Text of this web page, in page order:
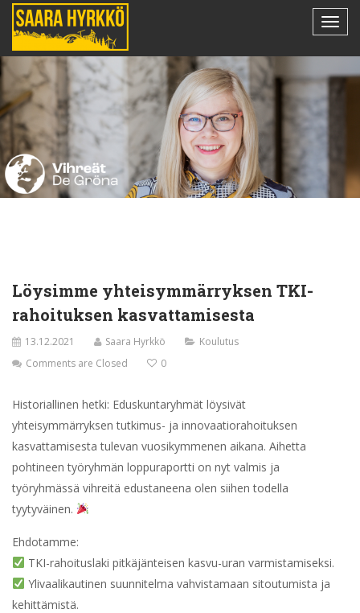
Löysimme yhteisymmärryksen TKI-
rahoituksen kasvattamisesta
13.12.2021 Saara Hyrkkö
Koulutus
Comments are Closed
0
Historiallinen hetki: Eduskuntaryhmät löysivät
yhteisymmärryksen tutkimus- ja innovaatiorahoituksen
kasvattamisesta tulevan vuosikymmenen aikana. Aihetta
pohtineen työryhmän loppuraportti on nyt valmis ja
työryhmässä vihreitä edustaneena olen siihen todella
tyytyväinen.
Ehdotamme:
TKI-rahoituslaki pitkäjänteisen kasvu-uran varmistamiseksi.
Ylivaalikautinen suunnitelma vahvistamaan sitoutumista ja
kehittämistä.